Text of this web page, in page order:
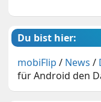
Du bist hier:
mobiFlip / News /
für Android den